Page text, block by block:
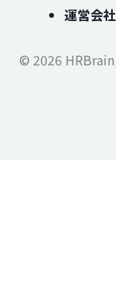
運営会社
© 2026